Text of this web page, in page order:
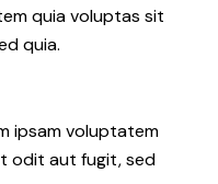
quia voluptas sit
quia.
ipsam voluptatem
odit aut fugit, sed